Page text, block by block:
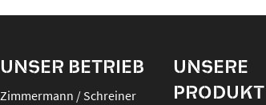
UNSER BETRIEB
Zimmermann / Schreiner
UNSERE